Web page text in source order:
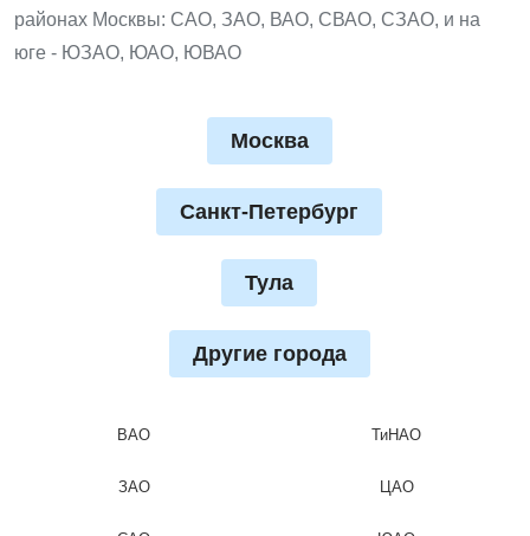
районах Москвы: САО, ЗАО, ВАО, СВАО, СЗАО, и на
юге - ЮЗАО, ЮАО, ЮВАО
Москва
Санкт-Петербург
Тула
Другие города
ВАО
ЗАО
ТиНАО
ЦАО